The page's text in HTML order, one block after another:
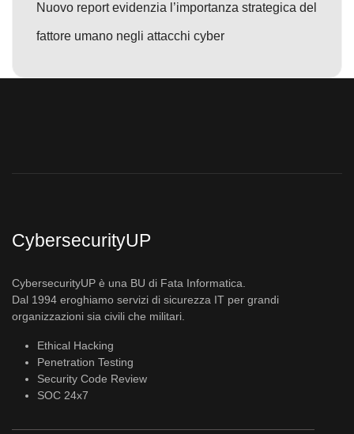
Nuovo report evidenzia l’importanza strategica del
fattore umano negli attacchi cyber
CybersecurityUP
CybersecurityUP è una BU di Fata Informatica.
Dal 1994 eroghiamo servizi di sicurezza IT per grandi
organizzazioni sia civili che militari.
Ethical Hacking
Penetration Testing
Security Code Review
SOC 24x7